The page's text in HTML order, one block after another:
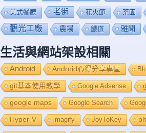
美式餐廳 老街 花火節 茶園
觀光工廠 農場 鐡道 雅聞
生活與網站架設相關
Android Android心得分享專區
git基本使用教學 Google Adsense
google maps Google Search
Hyper-V imagify JoyToKey